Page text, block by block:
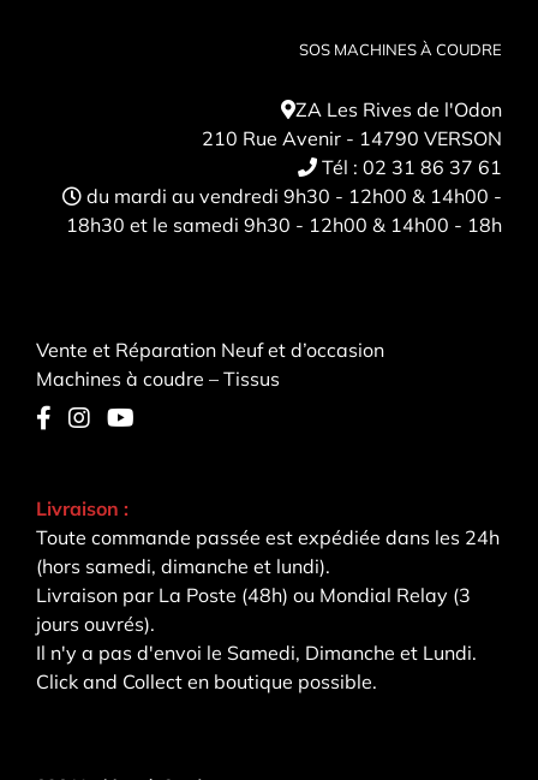
SOS MACHINES À COUDRE
ZA Les Rives de l'Odon
210 Rue Avenir - 14790 VERSON
Tél : 02 31 86 37 61
du mardi au vendredi 9h30 - 12h00 & 14h00 -
18h30 et le samedi 9h30 - 12h00 & 14h00 - 18h
Vente et Réparation Neuf et d’occasion
Machines à coudre – Tissus
Livraison :
Toute commande passée est expédiée dans les 24h
(hors samedi, dimanche et lundi).
Livraison par La Poste (48h) ou Mondial Relay (3
jours ouvrés).
Il n'y a pas d'envoi le Samedi, Dimanche et Lundi.
Click and Collect en boutique possible.